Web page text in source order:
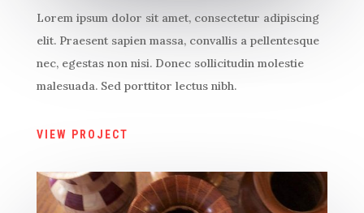
Lorem ipsum dolor sit amet, consectetur adipiscing
elit. Praesent sapien massa, convallis a pellentesque
nec, egestas non nisi. Donec sollicitudin molestie
malesuada. Sed porttitor lectus nibh.
VIEW PROJECT